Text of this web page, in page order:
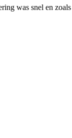
was snel en